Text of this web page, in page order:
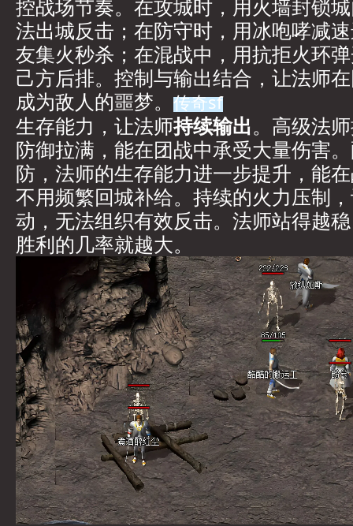
控战场节奏。在攻城时，用火墙封锁
法出城反击；在防守时，用冰咆哮减
友集火秒杀；在混战中，用抗拒火环
己方后排。控制与输出结合，让法师
成为敌人的噩梦。 传奇sf
生存能力，让法师持续输出。高级法
防御拉满，能在团战中承受大量伤害
防，法师的生存能力进一步提升，能
不用频繁回城补给。持续的火力压制
动，无法组织有效反击。法师站得越
胜利的几率就越大。